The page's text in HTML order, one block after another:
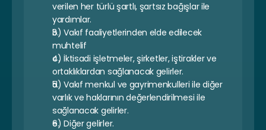
verilen her türlü şartlı, şartsız bağışlar ile
yardımlar.
b) Vakıf faaliyetlerinden elde edilecek
muhtelif
c) İktisadi işletmeler, şirketler, iştirakler ve
ortaklıklardan sağlanacak gelirler.
d) Vakıf menkul ve gayrimenkulleri ile diğer
varlık ve haklarının değerlendirilmesi ile
sağlanacak gelirler.
e) Diğer gelirler.